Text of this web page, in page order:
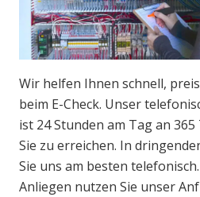
Wir helfen Ihnen schnell,
beim E-Check. Unser
ist 24 Stunden am Tag an 365 Tagen im Jahr zu für
Sie zu erreichen. In dringenden Fällen
Sie uns am besten
Anliegen nutzen Sie unser